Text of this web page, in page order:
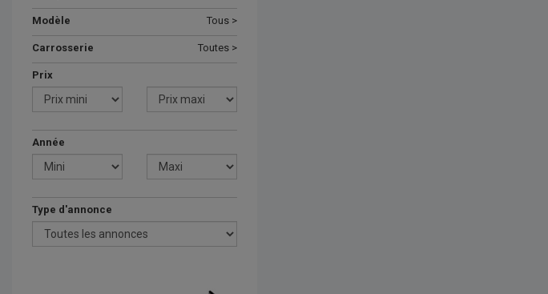
Modèle Tous >
Carrosserie Toutes >
Prix
Année
Type d'annonce